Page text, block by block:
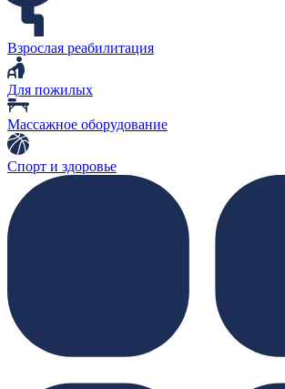
Взрослая реабилитация
Для пожилых
Массажное оборудование
Спорт и здоровье